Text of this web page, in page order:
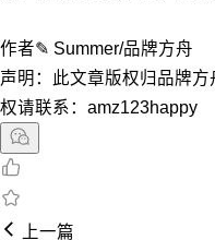
作者✎ Summer/品牌方舟
声明：此文章版权归品牌
权请联系：amz123happy
上一篇